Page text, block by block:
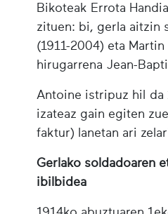
Bikoteak Errota
zituen: bi, gerla aitzin
(1911-2004) eta
hirugarrena Jean-
Antoine istripuz hil da
izateaz gain egiten
faktur) lanetan ari
Gerlako soldadoaren
ibilbidea